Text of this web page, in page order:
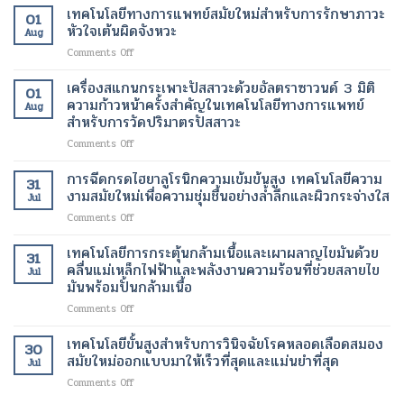
ตาม
ปกติ
อีก
เทคโนโลยี
ทางการ
แพทย์
สมัย
วงการ
เพื่อ
การ
ร้าย
แรง
ล
ลา
งาม
สมัย
ใหม่
ผิว
อย่าง
เป็น
ช่วย
ลด
น้ำ
หนัก
ใหม่
เทคโนโลยี
ของ
การ
หนัก
สมัย
01
Aug
เทคโนโลยีทางการแพทย์สมัยใหม่สำหรับการรักษาภาวะ
หัวใจเต้นผิดจังหวะ
Comments Offon
ทางการ
แพทย์
สมัย
ใหม่
สำหรับ
รักษา
ภาวะ
หัวใจ
จังหวะ
01
Aug
เครื่องสแกนกระเพาะปัสสาวะด้วยอัลตราซาวนด์ 3 มิติ
ความก้าวหน้าครั้งสำคัญในเทคโนโลยีทางการแพทย์
สำหรับการวัดปริมาตรปัสสาวะ
Comments Offon
สแกน
กระเพาะ
ปัสสาวะ
ด้วย
ซา
วนด์
3
มิติ
ครั้ง
สำคัญ
31
Jul
การฉีดกรดไฮยาลูโรนิกความเข้มข้นสูง เทคโนโลยีความ
งามสมัยใหม่เพื่อความชุ่มชื้นอย่างล้ำลึกและผิวกระจ่างใส
Comments Offon
ฉีด
กรด
ไฮ
ยา
ลู
นิก
ความ
เข้ม
31
Jul
เทคโนโลยีการกระตุ้นกล้ามเนื้อและเผาผลาญไขมันด้วย
คลื่นแม่เหล็กไฟฟ้าและพลังงานความร้อนที่ช่วยสลายไข
มันพร้อมปั้นกล้ามเนื้อ
Comments Offon
การก
ระ
ตุ้
นก
30
Jul
เทคโนโลยีขั้นสูงสำหรับการวินิจฉัยโรคหลอดเลือดสมอง
สมัยใหม่ออกแบบมาให้เร็วที่สุดและแม่นยำที่สุด
Comments Offon